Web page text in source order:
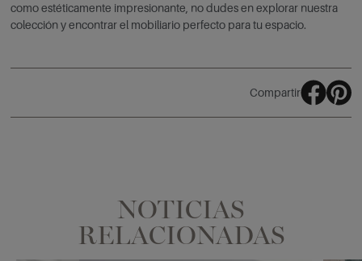
como estéticamente impresionante, no dudes en explorar nuestra
colección y encontrar el mobiliario perfecto para tu espacio.
Compartir
NOTICIAS
RELACIONADAS